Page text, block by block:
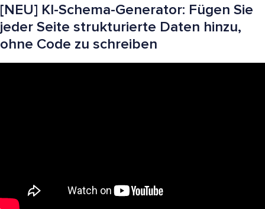
[NEU] KI-Schema-Generator: Fügen Sie
jeder Seite strukturierte Daten hinzu,
ohne Code zu schreiben